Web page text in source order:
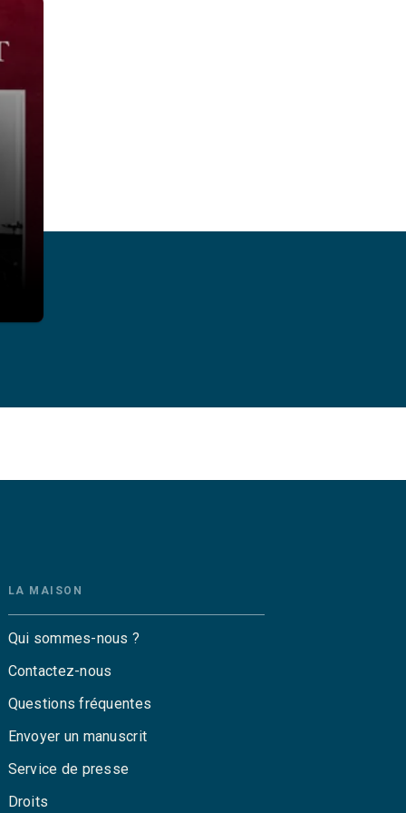
LA MAISON
Qui sommes-nous ?
Contactez-nous
Questions fréquentes
Envoyer un manuscrit
Service de presse
Droits